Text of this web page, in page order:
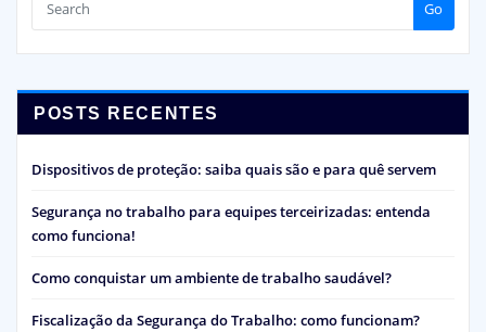
Go
POSTS RECENTES
Dispositivos de proteção: saiba quais são e para quê servem
Segurança no trabalho para equipes terceirizadas: entenda
como funciona!
Como conquistar um ambiente de trabalho saudável?
Fiscalização da Segurança do Trabalho: como funcionam?